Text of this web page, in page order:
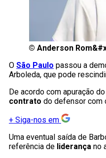
© Anderson
O São Paulo passou a
Arboleda, que pode
De acordo com apuração
contrato do defensor com
+ Siga-nos em
Uma eventual saída de
referência de liderança no